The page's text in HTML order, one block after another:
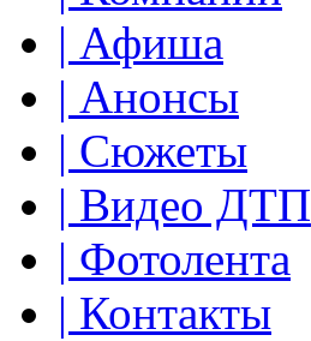
| Афиша
| Анонсы
| Сюжеты
| Видео ДТП
| Фотолента
| Контакты